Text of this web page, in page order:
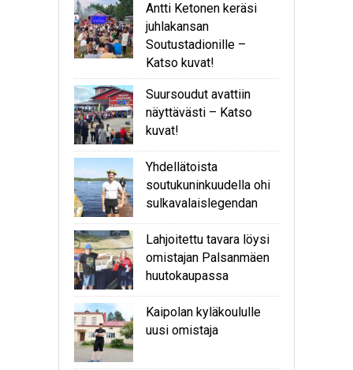
Antti Ketonen keräsi
juhlakansan
Soutustadionille –
Katso kuvat!
Suursoudut avattiin
näyttävästi – Katso
kuvat!
Yhdellätoista
soutukuninkuudella ohi
sulkavalaislegendan
Lahjoitettu tavara löysi
omistajan Palsanmäen
huutokaupassa
Kaipolan kyläkoululle
uusi omistaja